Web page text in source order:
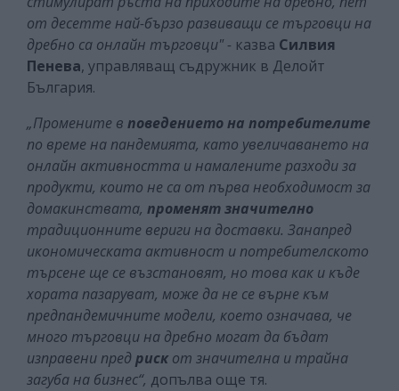
от десетте най-бързо развиващи се търговци на
дребно са онлайн търговци" - казва Силвия
Пенева, управляващ съдружник в Делойт
България.
„Промените в поведението на потребителите
по време на пандемията, като увеличаването на
онлайн активността и намалените разходи за
продукти, които не са от първа необходимост за
домакинствата, променят значително
традиционните вериги на доставки. Занапред
икономическата активност и потребителското
търсене ще се възстановят, но това как и къде
хората пазаруват, може да не се върне към
предпандемичните модели, което означава, че
много търговци на дребно могат да бъдат
изправени пред риск от значителна и трайна
загуба на бизнес“, допълва още тя.